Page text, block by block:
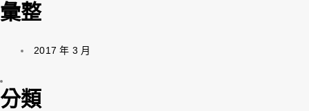
彙整
2017 年 3 月
分類